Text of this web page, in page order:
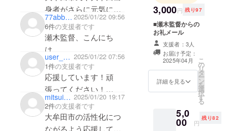
身者がさらに元気にな
る映画にしてくださ
い！応援しています！
頑張ってください！
77abba_ar_yozizi 2025/01/22 09:56
6件の支援者です
瀬木監督、こんにち
は。
遅くなりましてゴメン
なさい。
両親共に大牟田出身な
ので、私の血は全て大
牟田です！いつまでも
応援します。
user_8efbab15e634 2025/01/22 07:56
1件の支援者です
応援しています！頑
張ってください！
楽しみにしています。
mitsuichemicals 2025/01/20 19:17
2件の支援者です
大牟田市の活性化につ
3,000円 残り97
■瀬木監督からの
お礼メール
支援者：3人
お届け予定：
2025年04月
詳細を見る
こ
の
リ
タ
ー
ン
を
選
択
す
る
5,0
00 円
残り82